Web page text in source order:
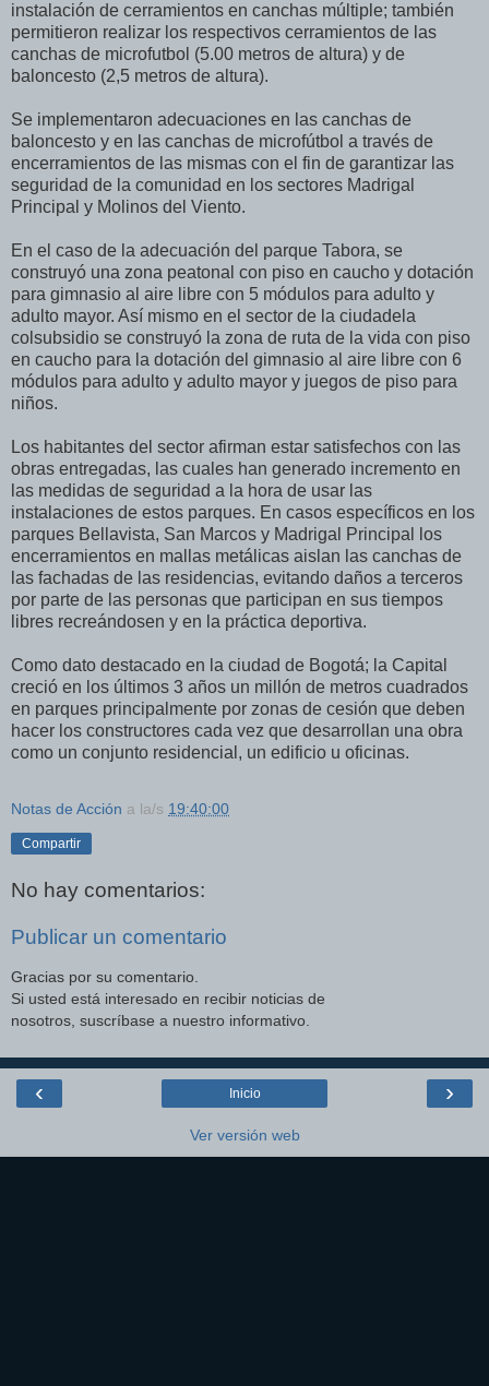
instalación de cerramientos en canchas múltiple; también
permitieron realizar los respectivos cerramientos de las
canchas de microfutbol (5.00 metros de altura) y de
baloncesto (2,5 metros de altura).
Se implementaron adecuaciones en las canchas de
baloncesto y en las canchas de microfútbol a través de
encerramientos de las mismas con el fin de garantizar las
seguridad de la comunidad en los sectores Madrigal
Principal y Molinos del Viento.
En el caso de la adecuación del parque Tabora, se
construyó una zona peatonal con piso en caucho y dotación
para gimnasio al aire libre con 5 módulos para adulto y
adulto mayor. Así mismo en el sector de la ciudadela
colsubsidio se construyó la zona de ruta de la vida con piso
en caucho para la dotación del gimnasio al aire libre con 6
módulos para adulto y adulto mayor y juegos de piso para
niños.
Los habitantes del sector afirman estar satisfechos con las
obras entregadas, las cuales han generado incremento en
las medidas de seguridad a la hora de usar las
instalaciones de estos parques. En casos específicos en los
parques Bellavista, San Marcos y Madrigal Principal los
encerramientos en mallas metálicas aislan las canchas de
las fachadas de las residencias, evitando daños a terceros
por parte de las personas que participan en sus tiempos
libres recreándosen y en la práctica deportiva.
Como dato destacado en la ciudad de Bogotá; la Capital
creció en los últimos 3 años un millón de metros cuadrados
en parques principalmente por zonas de cesión que deben
hacer los constructores cada vez que desarrollan una obra
como un conjunto residencial, un edificio u oficinas.
Notas de Acción a la/s 19:40:00
Compartir
No hay comentarios:
Publicar un comentario
Gracias por su comentario.
Si usted está interesado en recibir noticias de
nosotros, suscríbase a nuestro informativo.
‹ ›
Inicio
Ver versión web